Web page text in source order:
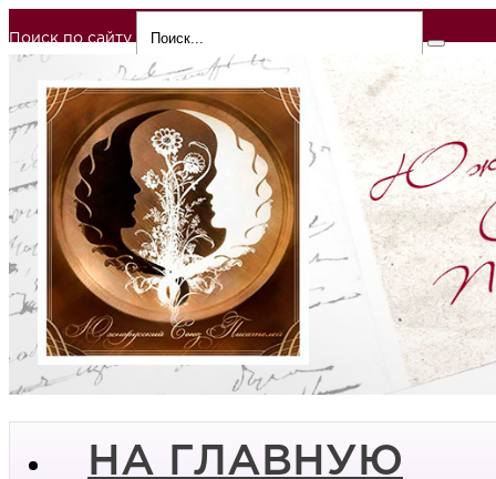
Поиск по сайту
НА ГЛАВНУЮ